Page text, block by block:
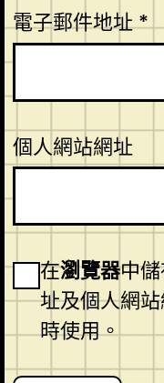
電子郵件地址*
個人網站網址
在瀏覽器中
址及個人網
時使用。